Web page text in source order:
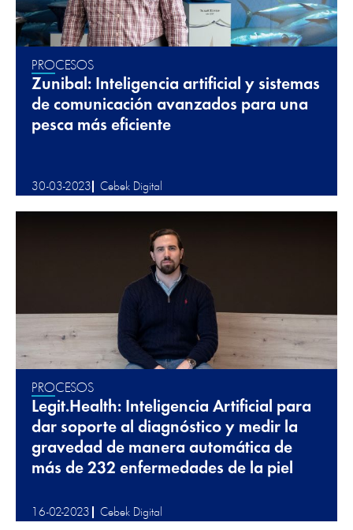
PROCESOS
Zunibal: Inteligencia artificial y sistemas
de comunicación avanzados para una
pesca más eficiente
30-03-2023 Cebek Digital
PROCESOS
Legit.Health: Inteligencia Artificial para
dar soporte al diagnóstico y medir la
gravedad de manera automática de
más de 232 enfermedades de la piel
16-02-2023 Cebek Digital